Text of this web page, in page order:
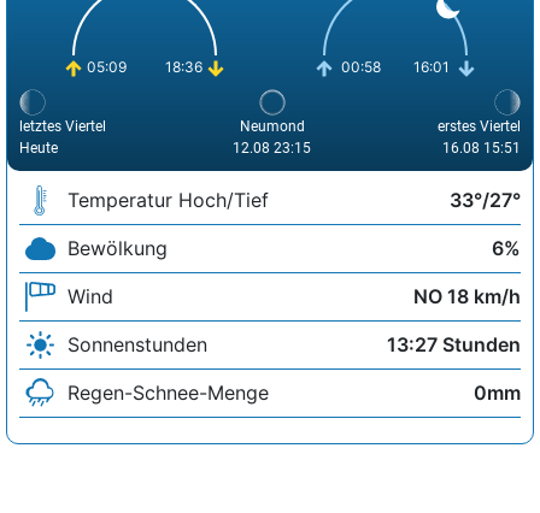
05:09 18:36 00:58 16:01
letztes Viertel
Heute
Neumond
12.08 23:15
erstes Viertel
16.08 15:51
Temperatur Hoch/Tief
33°/27°
Bewölkung
6%
Wind
NO 18 km/h
Sonnenstunden
13:27 Stunden
Regen-Schnee-Menge
0mm